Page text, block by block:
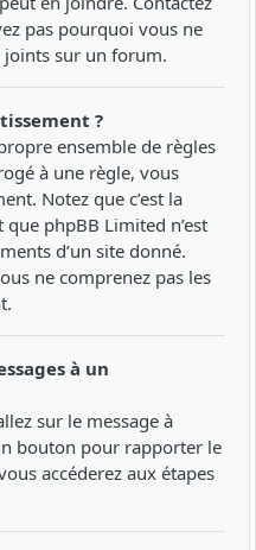
pas pourquoi vous ne
joints sur un forum.
?
ensemble de règles
à une règle, vous
Notez que c’est la
phpBB Limited n’est
d’un site donné.
ne comprenez pas les
à un
sur le message à
bouton pour rapporter le
accéderez aux étapes